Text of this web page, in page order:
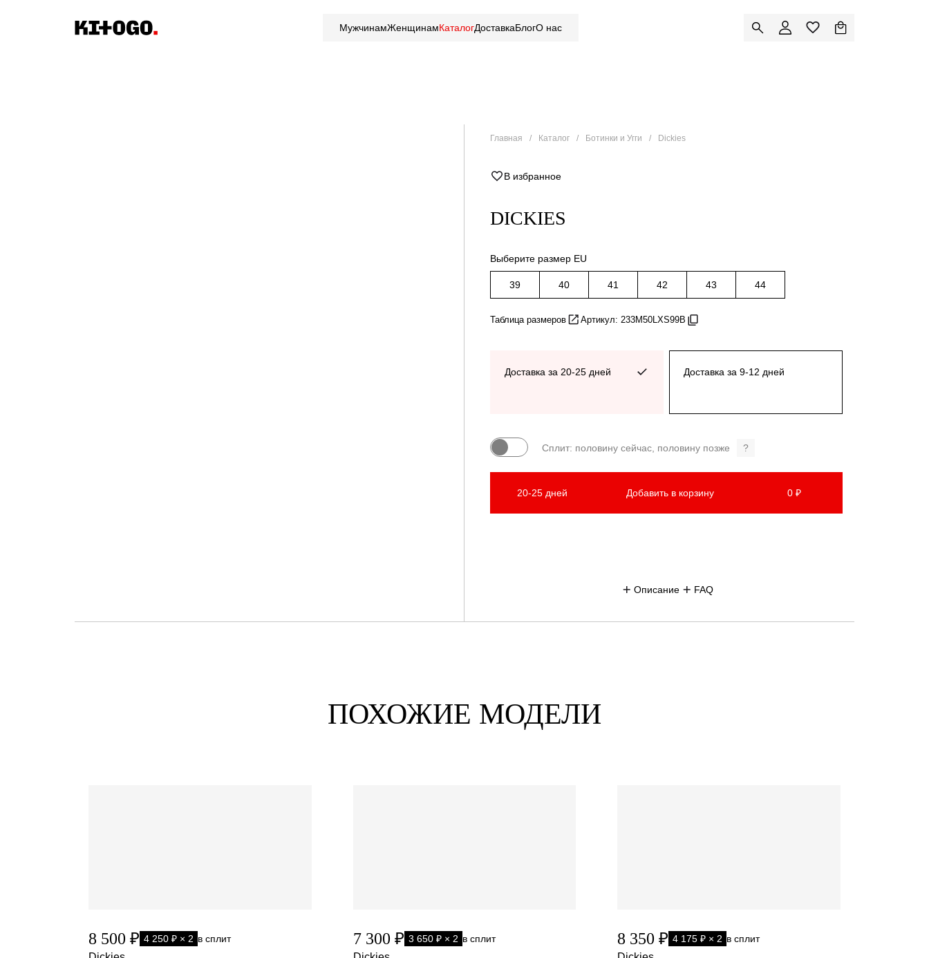
МужчинамЖенщинамКаталогДоставкаБлогО нас
Главная Каталог Ботинки и Угги Dickies
DICKIES
В избранное
Выберите размер EU
39 40 41 42 43 44
Таблица размеров Артикул: 233M50LXS99B
Доставка за 20-25 дней Доставка за 9-12 дней
Сплит: половину сейчас, половину позже ?
20-25 дней Добавить в корзину 0 ₽
Описание FAQ
ПОХОЖИЕ МОДЕЛИ
8 500 ₽ 4 250 ₽ × 2 в сплит 7 300 ₽ 3 650 ₽ × 2 в сплит 8 350 ₽ 4 175 ₽ × 2 в сплит